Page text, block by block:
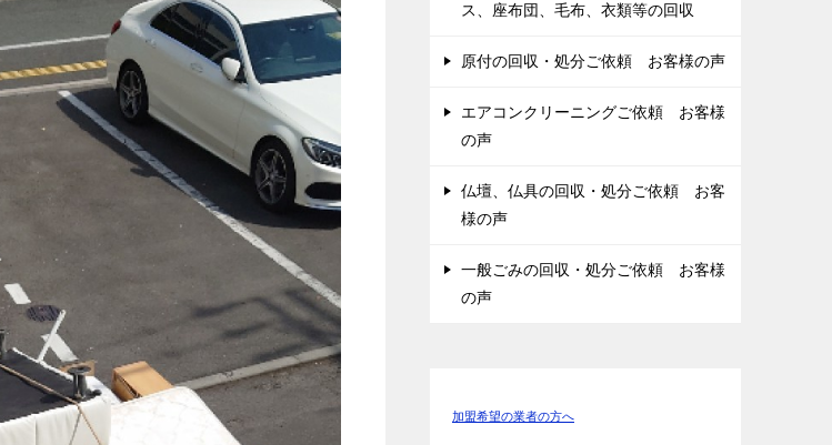
ス、座布団、毛布、衣類等の回収
原付の回収・処分ご依頼 お客様の声
エアコンクリーニングご依頼 お客様
の声
仏壇、仏具の回収・処分ご依頼 お客
様の声
一般ごみの回収・処分ご依頼 お客様
の声
加盟希望の業者の方へ